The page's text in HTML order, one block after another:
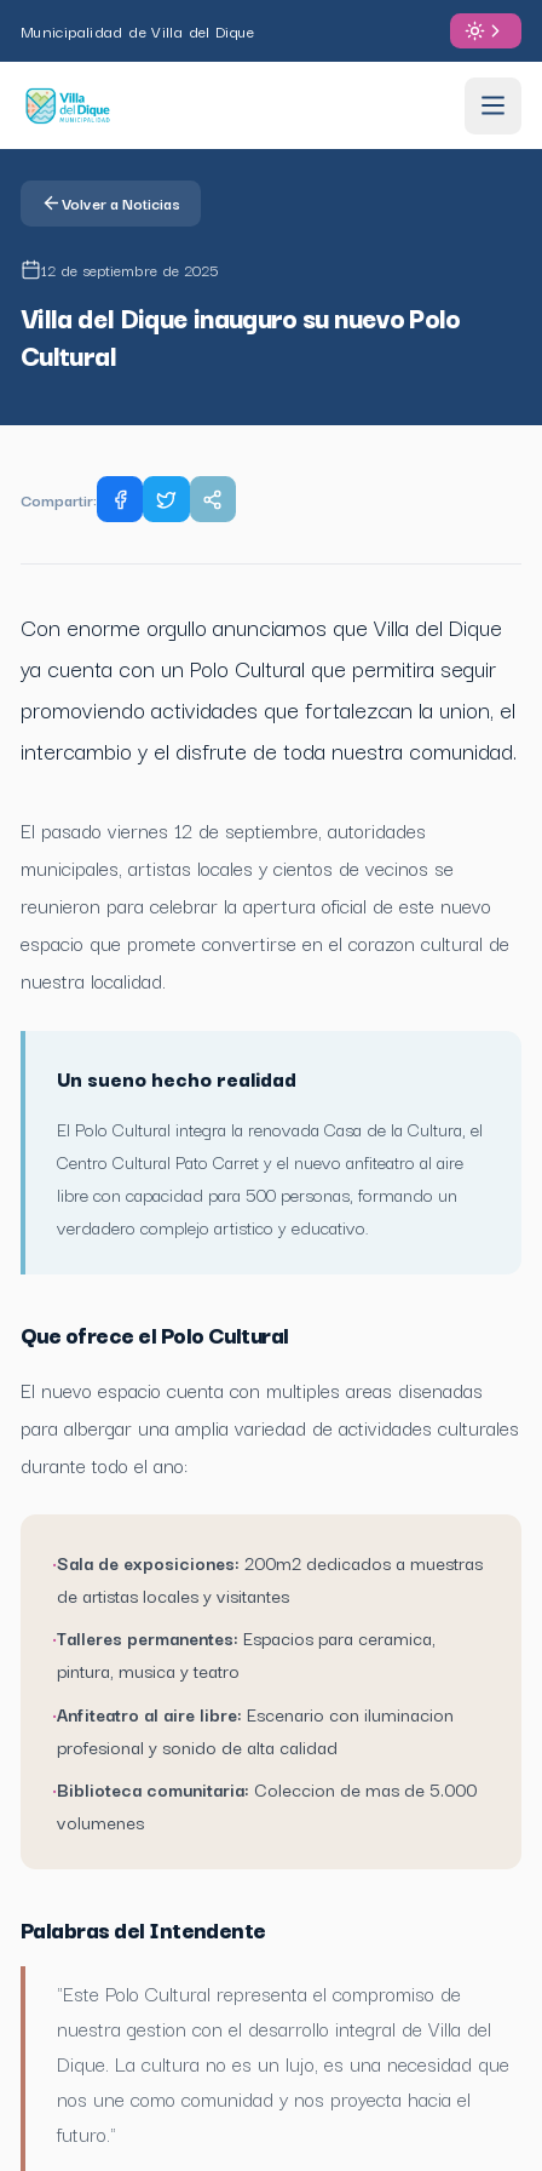
Municipalidad de Villa del Dique
Volver a Noticias
12 de septiembre de 2025
Villa del Dique inauguro su nuevo Polo
Cultural
Compartir:
Con enorme orgullo anunciamos que Villa del Dique
ya cuenta con un Polo Cultural que permitira seguir
promoviendo actividades que fortalezcan la union, el
intercambio y el disfrute de toda nuestra comunidad.
El pasado viernes 12 de septiembre, autoridades
municipales, artistas locales y cientos de vecinos se
reunieron para celebrar la apertura oficial de este nuevo
espacio que promete convertirse en el corazon cultural de
nuestra localidad.
Un sueno hecho realidad
El Polo Cultural integra la renovada Casa de la Cultura, el
Centro Cultural Pato Carret y el nuevo anfiteatro al aire
libre con capacidad para 500 personas, formando un
verdadero complejo artistico y educativo.
Que ofrece el Polo Cultural
El nuevo espacio cuenta con multiples areas disenadas
para albergar una amplia variedad de actividades culturales
durante todo el ano:
•Sala de exposiciones: 200m2 dedicados a muestras
de artistas locales y visitantes
•Talleres permanentes: Espacios para ceramica,
pintura, musica y teatro
•Anfiteatro al aire libre: Escenario con iluminacion
profesional y sonido de alta calidad
•Biblioteca comunitaria: Coleccion de mas de 5.000
volumenes
Palabras del Intendente
"Este Polo Cultural representa el compromiso de
nuestra gestion con el desarrollo integral de Villa del
Dique. La cultura no es un lujo, es una necesidad que
nos une como comunidad y nos proyecta hacia el
futuro."